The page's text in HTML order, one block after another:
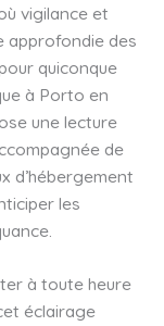
vigilance et
approfondie des
quiconque
à Porto en
une lecture
de
d’hébergement
les
à toute heure
éclairage